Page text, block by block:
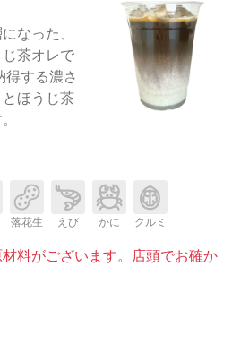
なった、
茶オレで
する濃さ
ほうじ茶
落花生 えび かに クルミ
料がございます。店頭でお確か